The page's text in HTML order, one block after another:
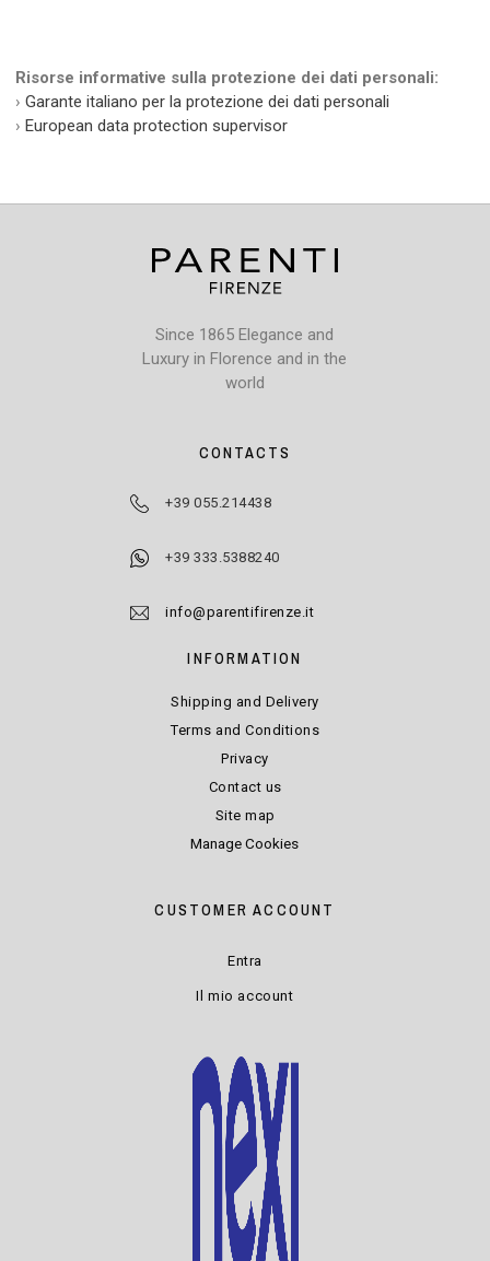
Risorse informative sulla protezione dei dati personali:
›Garante italiano per la protezione dei dati personali
›European data protection supervisor
Since 1865 Elegance and
Luxury in Florence and in the
world
CONTACTS
+39 055.214438
+39 333.5388240
info@parentifirenze.it
INFORMATION
Shipping and Delivery
Terms and Conditions
Privacy
Contact us
Site map
Manage Cookies
CUSTOMER ACCOUNT
Entra
Il mio account